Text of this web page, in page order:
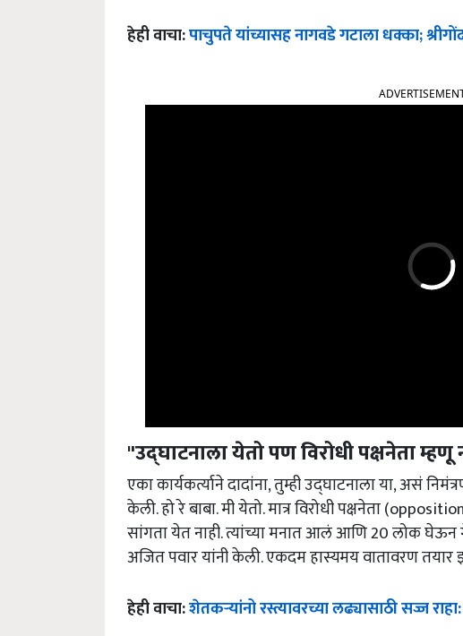
हेही वाचा:पाचुपते यांच्यासह नागवडे गटाला धक्का;
"उद्घाटनाला येतो पण विरोधी पक्षनेता
एका कार्यकर्त्याने दादांना, तुम्ही उद्घाटनाला या, असं
केली. हो रे बाबा. मी येतो. मात्र विरोधी पक्षनेता
सांगता येत नाही. त्यांच्या मनात आलं आणि 20 लोक
अजित पवार यांनी केली. एकदम हास्यमय वातावरण तयार
हेही वाचा:शेतकऱ्यांनो रस्त्यावरच्या लढ्यासाठी सज्ज